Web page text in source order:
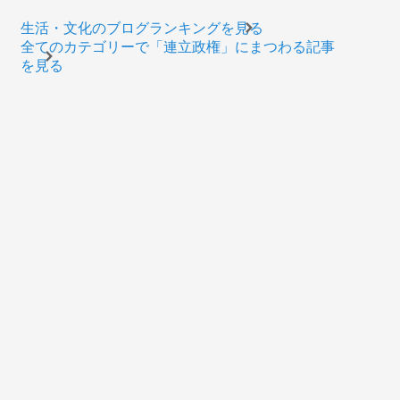
生活・文化のブログランキングを見る
全てのカテゴリーで「連立政権」にまつわる記事
を見る